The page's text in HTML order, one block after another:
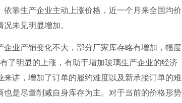
靠生产企业主动上涨价格，近一个月来全国均价
未见明显增加。
业产销变化不大，部分厂家库存略有增加，幅度
了明显的上涨，有助于增加玻璃生产企业的经济
讲，增加了订单的履约难度以及新承接订单的难
是尽量削减自身库存为主。对于当前的价格形势